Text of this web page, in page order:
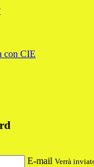
con CIE
E-mail Verrà